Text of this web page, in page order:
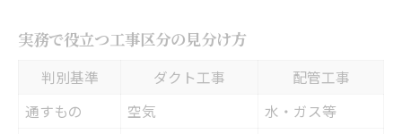
実務で役立つ工事区分の見分け方
判別基準 ダクト工事
配管工事
通すもの
空気 水・ガス等